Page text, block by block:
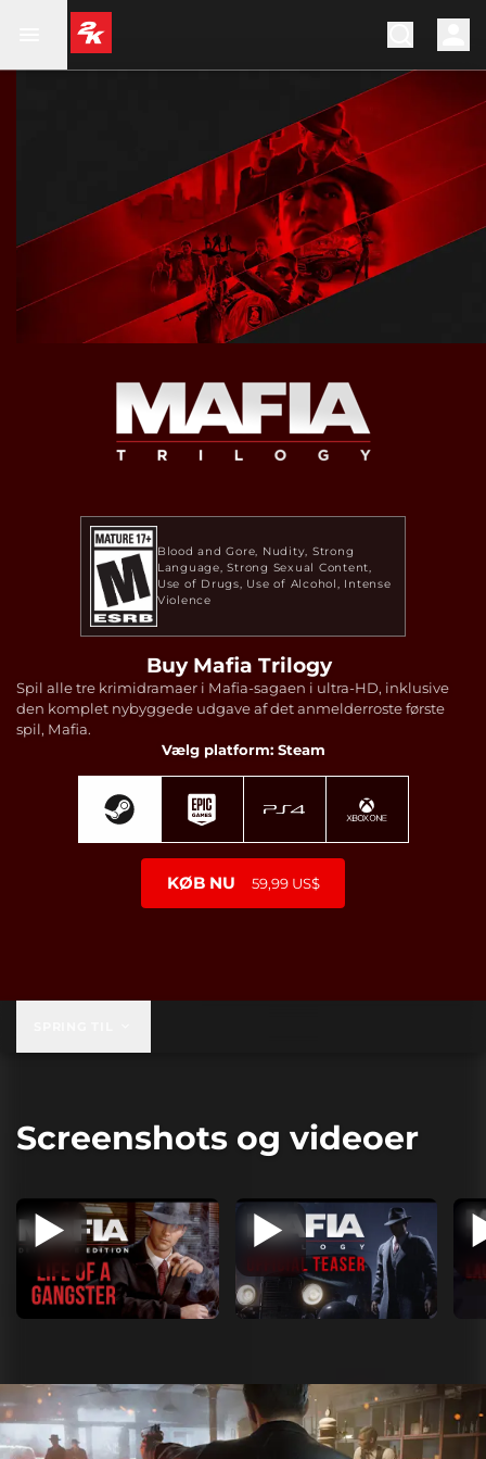
Blood and Gore Nudity Strong
Language Strong Sexual Content
Use of Drugs
Use of Alcohol
Intense
Violence
Buy Mafia Trilogy
Spil alle tre krimidramaer i Mafia-sagaen i ultra-HD, inklusive
den komplet nybyggede udgave af det anmelderroste første
spil, Mafia.
Vælg platform: Steam
KØB NU 59,99 US$
Screenshots og videoer